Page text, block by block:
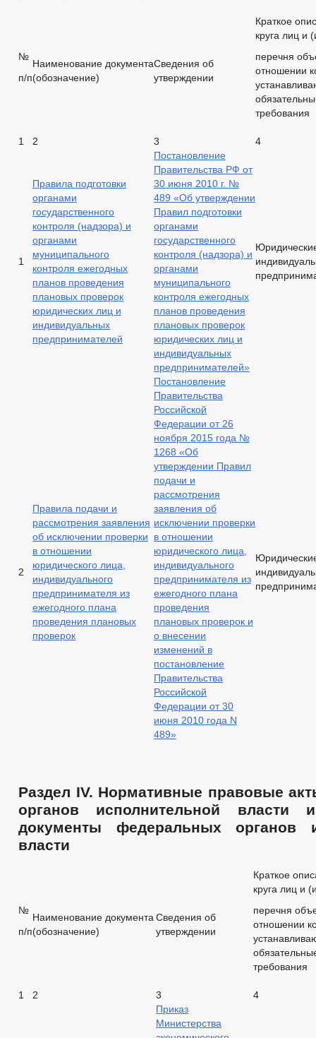
№
п/п
Наименование документа
(обозначение)
Сведения об
утверждении
Краткое
круга лиц и
перечня
отношении
требования
1 2 3 4
1
Правила подготовки
органами
государственного
контроля (надзора) и
органами
муниципального
контроля ежегодных
планов проведения
плановых проверок
юридических лиц и
индивидуальных
предпринимателей
Постановление
Правительства РФ от
30 июня 2010 г. №
489 «Об утверждении
Правил подготовки
органами
государственного
контроля (надзора) и
органами
муниципального
контроля ежегодных
планов проведения
плановых проверок
юридических лиц и
индивидуальных
предпринимателей»
2
Правила подачи и
рассмотрения заявления
об исключении проверки
в отношении
юридического лица,
индивидуального
предпринимателя из
ежегодного плана
проведения плановых
проверок
Постановление
Правительства
Российской
Федерации от 26
ноября 2015 года №
1268 «Об
утверждении Правил
подачи и
рассмотрения
заявления об
исключении проверки
в отношении
юридического лица,
индивидуального
предпринимателя из
ежегодного плана
проведения
плановых проверок и
о внесении
изменений в
постановление
Правительства
Российской
Федерации от 30
июня 2010 года N
489»
Раздел IV. Нормативные правовые
органов исполнительной власти
документы федеральных органов
власти
№
п/п
Наименование документа
(обозначение)
Сведения об
утверждении
Краткое
круга лиц и
перечня
отношении
требования
1 2 3
4
Приказ
Министерства